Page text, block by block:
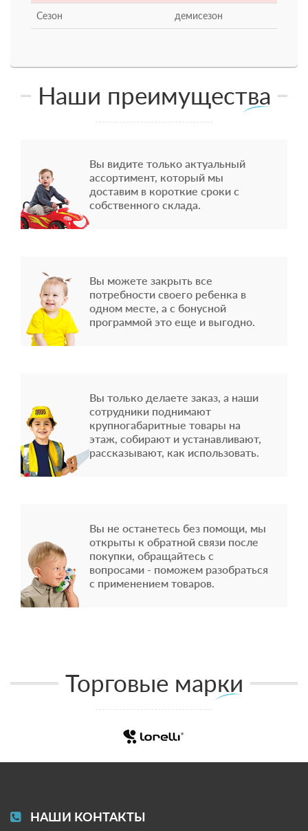
Сезон демисезон
Наши преимущества
Вы видите только актуальный
ассортимент, который мы
доставим в короткие сроки с
собственного склада.
Вы можете закрыть все
потребности своего ребенка в
одном месте, а с бонусной
программой это еще и выгодно.
Вы только делаете заказ, а наши
сотрудники поднимают
крупногабаритные товары на
этаж, собирают и устанавливают,
рассказывают, как использовать.
Вы не останетесь без помощи, мы
открыты к обратной связи после
покупки, обращайтесь с
вопросами - поможем разобраться
с применением товаров.
Торговые марки
НАШИ КОНТАКТЫ